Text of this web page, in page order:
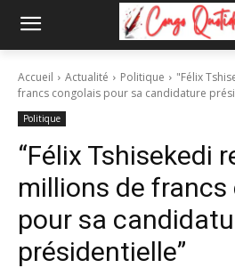
Accueil Actualité Politique
"Félix
francs congolais pour sa candidature
Politique
“Félix Tshisekedi
millions de
pour sa
présidentielle”